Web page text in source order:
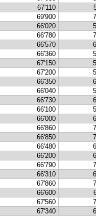
67'110
69'900
66'020
66'780
66'570
66'360
67'150
67'200
66'350
66'040
66'730
66'100
66'000
66'860
66'850
66'480
66'200
66'790
66'310
67'860
66'600
67'560
67'340